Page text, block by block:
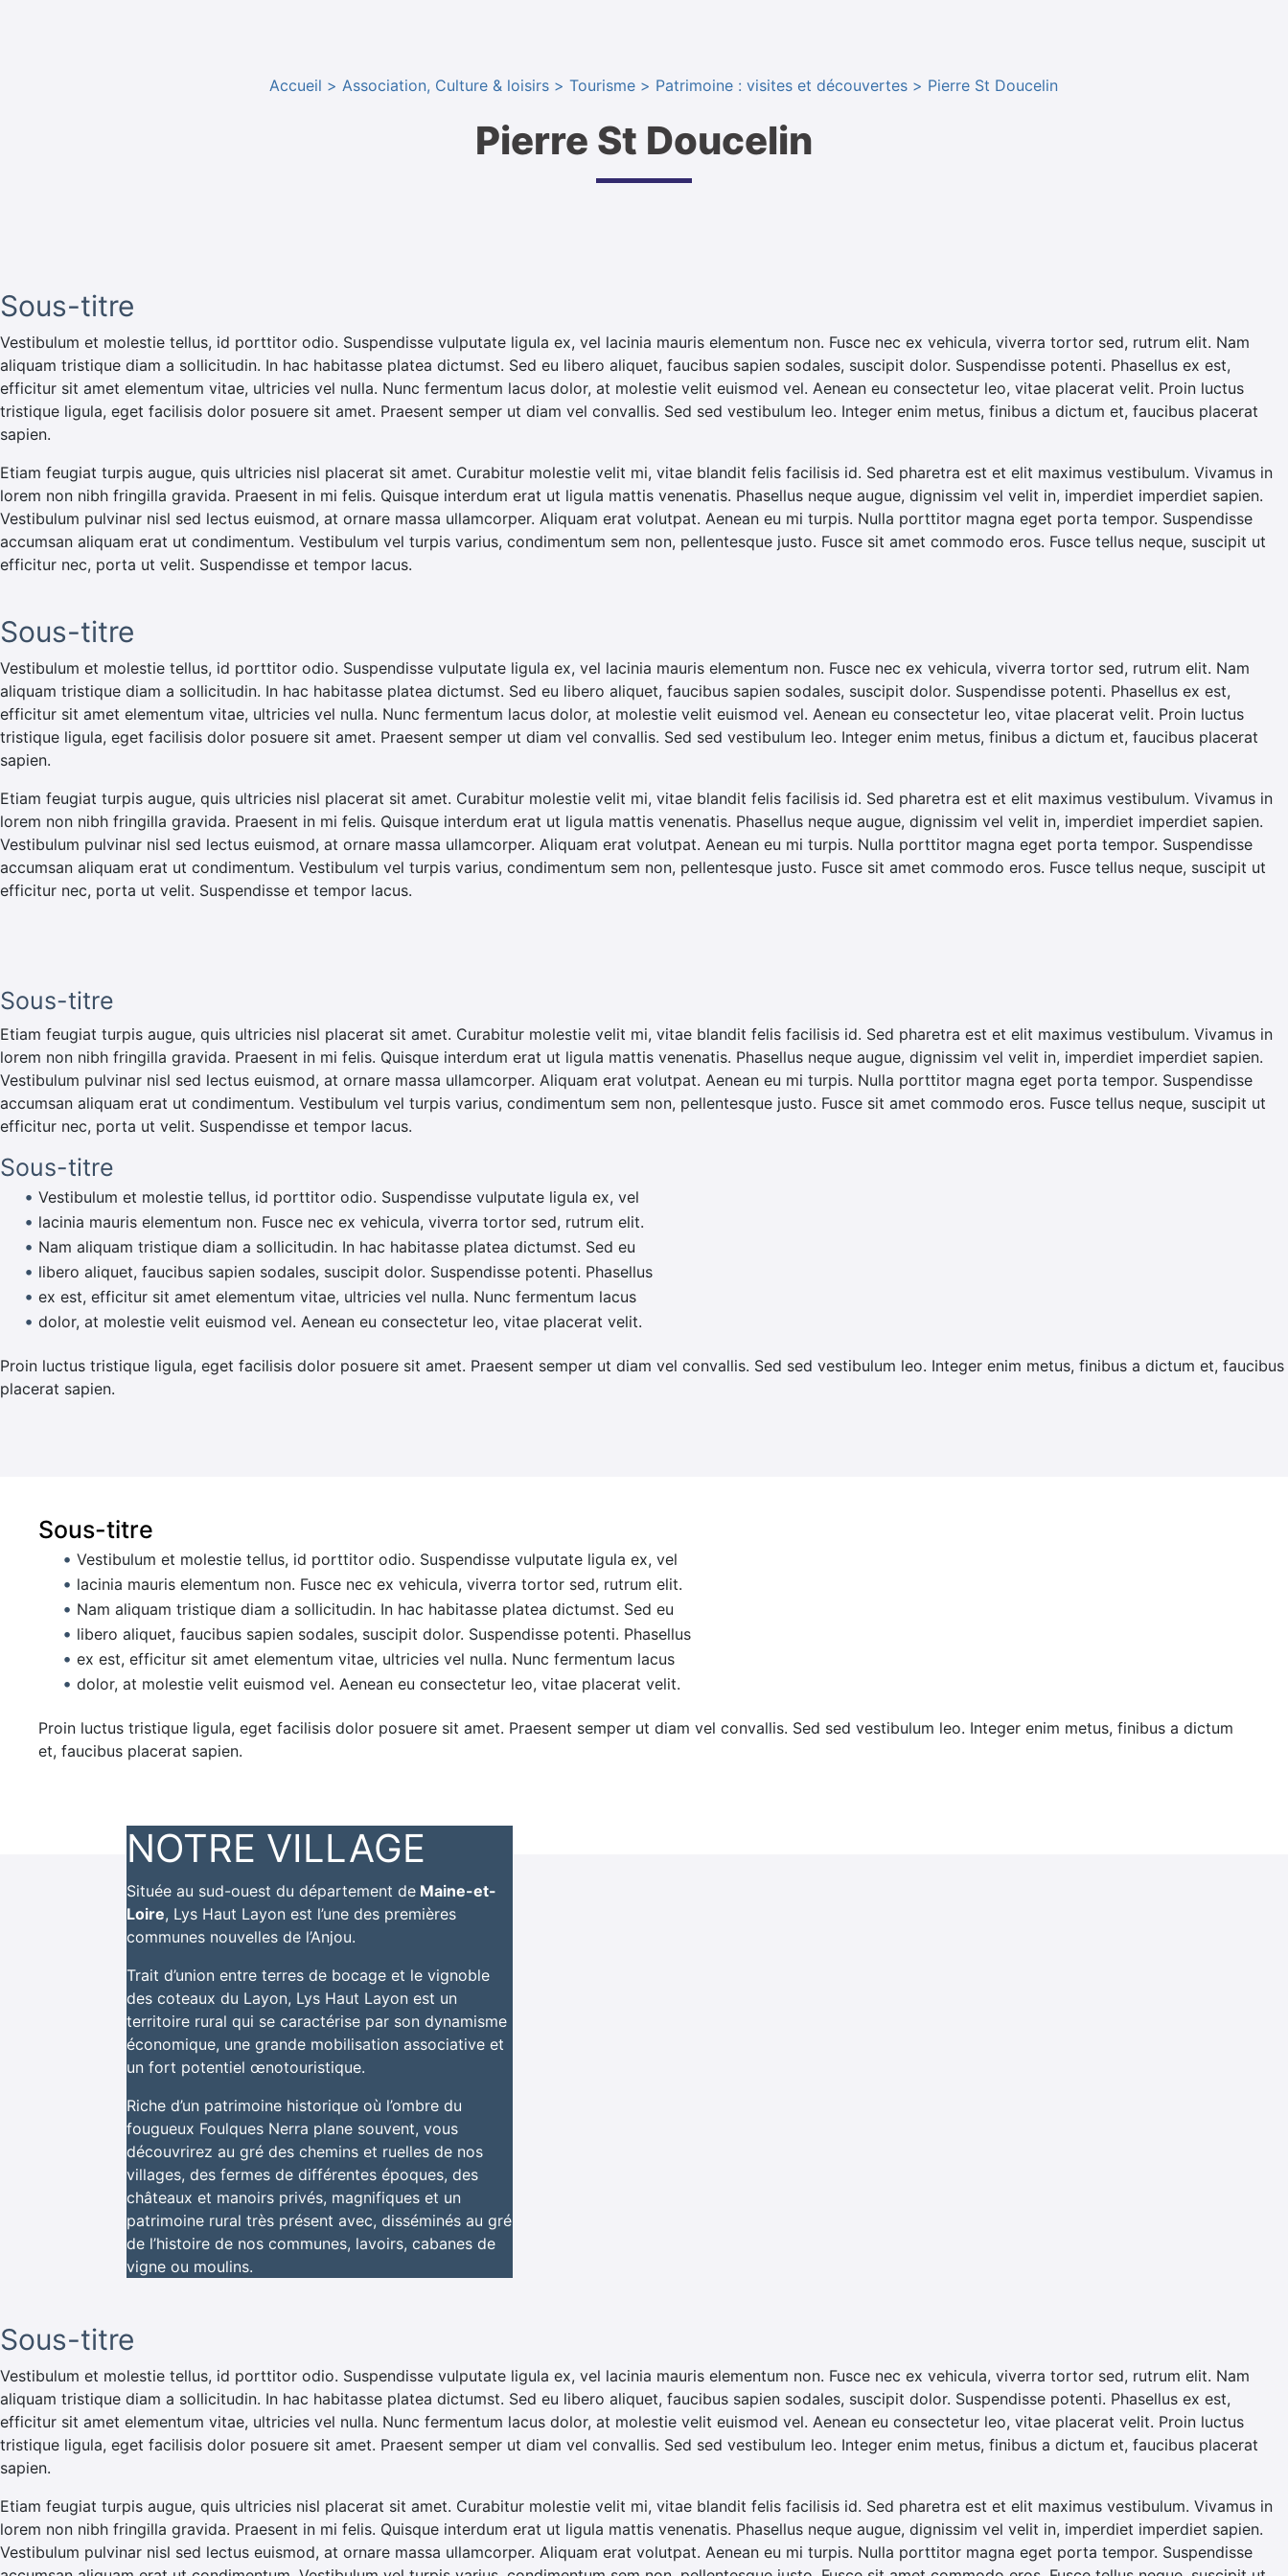
Accueil Association, Culture & loisirs Tourisme Patrimoine : visites et découvertes Pierre St Doucelin
Pierre St Doucelin
Sous-titre
Vestibulum et molestie tellus, id porttitor odio. Suspendisse vulputate ligula ex, vel lacinia mauris elementum non. Fusce nec ex vehicula, viverra tortor sed, rutrum elit. Nam
aliquam tristique diam a sollicitudin. In hac habitasse platea dictumst. Sed eu libero aliquet, faucibus sapien sodales, suscipit dolor. Suspendisse potenti. Phasellus ex est,
efficitur sit amet elementum vitae, ultricies vel nulla. Nunc fermentum lacus dolor, at molestie velit euismod vel. Aenean eu consectetur leo, vitae placerat velit. Proin luctus
tristique ligula, eget facilisis dolor posuere sit amet. Praesent semper ut diam vel convallis. Sed sed vestibulum leo. Integer enim metus, finibus a dictum et, faucibus placerat
sapien.
Etiam feugiat turpis augue, quis ultricies nisl placerat sit amet. Curabitur molestie velit mi, vitae blandit felis facilisis id. Sed pharetra est et elit maximus vestibulum. Vivamus in
lorem non nibh fringilla gravida. Praesent in mi felis. Quisque interdum erat ut ligula mattis venenatis. Phasellus neque augue, dignissim vel velit in, imperdiet imperdiet sapien.
Vestibulum pulvinar nisl sed lectus euismod, at ornare massa ullamcorper. Aliquam erat volutpat. Aenean eu mi turpis. Nulla porttitor magna eget porta tempor. Suspendisse
accumsan aliquam erat ut condimentum. Vestibulum vel turpis varius, condimentum sem non, pellentesque justo. Fusce sit amet commodo eros. Fusce tellus neque, suscipit ut
efficitur nec, porta ut velit. Suspendisse et tempor lacus.
Sous-titre
Vestibulum et molestie tellus, id porttitor odio. Suspendisse vulputate ligula ex, vel lacinia mauris elementum non. Fusce nec ex vehicula, viverra tortor sed, rutrum elit. Nam
aliquam tristique diam a sollicitudin. In hac habitasse platea dictumst. Sed eu libero aliquet, faucibus sapien sodales, suscipit dolor. Suspendisse potenti. Phasellus ex est,
efficitur sit amet elementum vitae, ultricies vel nulla. Nunc fermentum lacus dolor, at molestie velit euismod vel. Aenean eu consectetur leo, vitae placerat velit. Proin luctus
tristique ligula, eget facilisis dolor posuere sit amet. Praesent semper ut diam vel convallis. Sed sed vestibulum leo. Integer enim metus, finibus a dictum et, faucibus placerat
sapien.
Etiam feugiat turpis augue, quis ultricies nisl placerat sit amet. Curabitur molestie velit mi, vitae blandit felis facilisis id. Sed pharetra est et elit maximus vestibulum. Vivamus in
lorem non nibh fringilla gravida. Praesent in mi felis. Quisque interdum erat ut ligula mattis venenatis. Phasellus neque augue, dignissim vel velit in, imperdiet imperdiet sapien.
Vestibulum pulvinar nisl sed lectus euismod, at ornare massa ullamcorper. Aliquam erat volutpat. Aenean eu mi turpis. Nulla porttitor magna eget porta tempor. Suspendisse
accumsan aliquam erat ut condimentum. Vestibulum vel turpis varius, condimentum sem non, pellentesque justo. Fusce sit amet commodo eros. Fusce tellus neque, suscipit ut
efficitur nec, porta ut velit. Suspendisse et tempor lacus.
Sous-titre
Etiam feugiat turpis augue, quis ultricies nisl placerat sit amet. Curabitur molestie velit mi, vitae blandit felis facilisis id. Sed pharetra est et elit maximus vestibulum. Vivamus in
lorem non nibh fringilla gravida. Praesent in mi felis. Quisque interdum erat ut ligula mattis venenatis. Phasellus neque augue, dignissim vel velit in, imperdiet imperdiet sapien.
Vestibulum pulvinar nisl sed lectus euismod, at ornare massa ullamcorper. Aliquam erat volutpat. Aenean eu mi turpis. Nulla porttitor magna eget porta tempor. Suspendisse
accumsan aliquam erat ut condimentum. Vestibulum vel turpis varius, condimentum sem non, pellentesque justo. Fusce sit amet commodo eros. Fusce tellus neque, suscipit ut
efficitur nec, porta ut velit. Suspendisse et tempor lacus.
Sous-titre
Vestibulum et molestie tellus, id porttitor odio. Suspendisse vulputate ligula ex, vel
lacinia mauris elementum non. Fusce nec ex vehicula, viverra tortor sed, rutrum elit.
Nam aliquam tristique diam a sollicitudin. In hac habitasse platea dictumst. Sed eu
libero aliquet, faucibus sapien sodales, suscipit dolor. Suspendisse potenti. Phasellus
ex est, efficitur sit amet elementum vitae, ultricies vel nulla. Nunc fermentum lacus
dolor, at molestie velit euismod vel. Aenean eu consectetur leo, vitae placerat velit.
Proin luctus tristique ligula, eget facilisis dolor posuere sit amet. Praesent semper ut diam vel convallis. Sed sed vestibulum leo. Integer enim metus, finibus a dictum et, faucibus
placerat sapien.
Sous-titre
Vestibulum et molestie tellus, id porttitor odio. Suspendisse vulputate ligula ex, vel
lacinia mauris elementum non. Fusce nec ex vehicula, viverra tortor sed, rutrum elit.
Nam aliquam tristique diam a sollicitudin. In hac habitasse platea dictumst. Sed eu
libero aliquet, faucibus sapien sodales, suscipit dolor. Suspendisse potenti. Phasellus
ex est, efficitur sit amet elementum vitae, ultricies vel nulla. Nunc fermentum lacus
dolor, at molestie velit euismod vel. Aenean eu consectetur leo, vitae placerat velit.
Proin luctus tristique ligula, eget facilisis dolor posuere sit amet. Praesent semper ut diam vel convallis. Sed sed vestibulum leo. Integer enim metus, finibus a dictum
et, faucibus placerat sapien.
NOTRE VILLAGE
Située au sud-ouest du département de Maine-et-
Loire, Lys Haut Layon est l’une des premières
communes nouvelles de l’Anjou.
Trait d’union entre terres de bocage et le vignoble
des coteaux du Layon, Lys Haut Layon est un
territoire rural qui se caractérise par son dynamisme
économique, une grande mobilisation associative et
un fort potentiel œnotouristique.
Riche d’un patrimoine historique où l’ombre du
fougueux Foulques Nerra plane souvent, vous
découvrirez au gré des chemins et ruelles de nos
villages, des fermes de différentes époques, des
châteaux et manoirs privés, magnifiques et un
patrimoine rural très présent avec, disséminés au gré
de l’histoire de nos communes, lavoirs, cabanes de
vigne ou moulins.
Sous-titre
Vestibulum et molestie tellus, id porttitor odio. Suspendisse vulputate ligula ex, vel lacinia mauris elementum non. Fusce nec ex vehicula, viverra tortor sed, rutrum elit. Nam
aliquam tristique diam a sollicitudin. In hac habitasse platea dictumst. Sed eu libero aliquet, faucibus sapien sodales, suscipit dolor. Suspendisse potenti. Phasellus ex est,
efficitur sit amet elementum vitae, ultricies vel nulla. Nunc fermentum lacus dolor, at molestie velit euismod vel. Aenean eu consectetur leo, vitae placerat velit. Proin luctus
tristique ligula, eget facilisis dolor posuere sit amet. Praesent semper ut diam vel convallis. Sed sed vestibulum leo. Integer enim metus, finibus a dictum et, faucibus placerat
sapien.
Etiam feugiat turpis augue, quis ultricies nisl placerat sit amet. Curabitur molestie velit mi, vitae blandit felis facilisis id. Sed pharetra est et elit maximus vestibulum. Vivamus in
lorem non nibh fringilla gravida. Praesent in mi felis. Quisque interdum erat ut ligula mattis venenatis. Phasellus neque augue, dignissim vel velit in, imperdiet imperdiet sapien.
Vestibulum pulvinar nisl sed lectus euismod, at ornare massa ullamcorper. Aliquam erat volutpat. Aenean eu mi turpis. Nulla porttitor magna eget porta tempor. Suspendisse